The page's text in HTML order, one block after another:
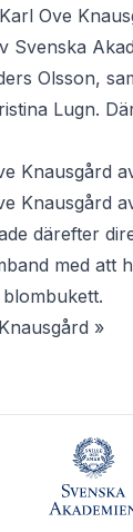
Ove
Svenska
Olsson,
Lugn.
Knausgård
Knausgård
därefter
med att
»